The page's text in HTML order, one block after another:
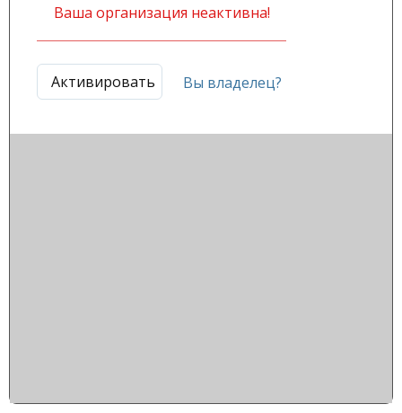
Ваша организация неактивна!
Активировать Вы владелец?